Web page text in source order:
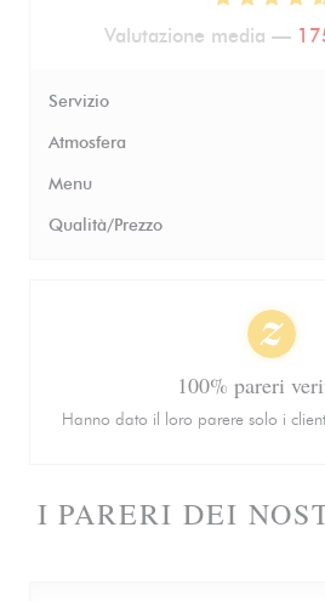
I PARERI DEI
Valutazione media —
Servizio
Atmosfera
Menu
Qualità/Prezzo
100% pareri
Hanno dato il loro parere solo i